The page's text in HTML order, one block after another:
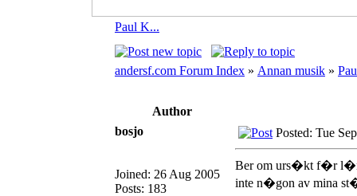
Paul K...
andersf.com Forum Index » Annan musik »
Author
bosjo
Joined: 26 Aug 2005
Posts: 183
Posted: Tue
Ber om urs�kt f�r
inte n�gon av mina